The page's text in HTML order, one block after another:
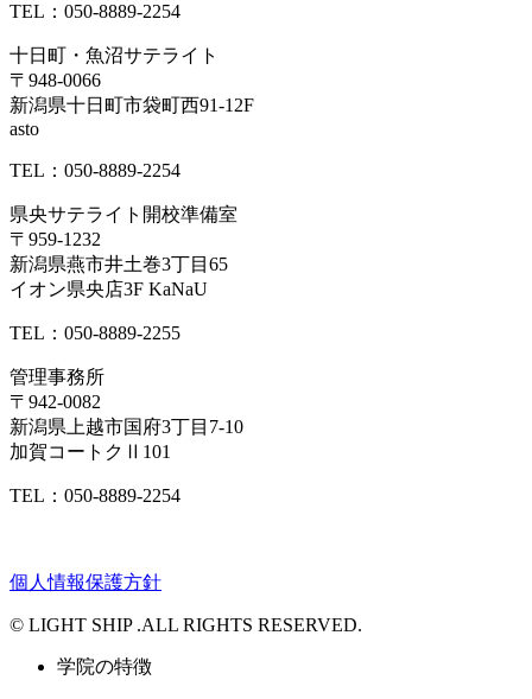
TEL：050-8889-2254
十日町・魚沼サテライト
〒948-0066
新潟県十日町市袋町西91-12F
asto
TEL：050-8889-2254
県央サテライト開校準備室
〒959-1232
新潟県燕市井土巻3丁目65
イオン県央店3F KaNaU
TEL：050-8889-2255
管理事務所
〒942-0082
新潟県上越市国府3丁目7-10
加賀コートクⅡ101
TEL：050-8889-2254
個人情報保護方針
© LIGHT SHIP .ALL RIGHTS RESERVED.
学院の特徴